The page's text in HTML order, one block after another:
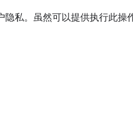
私。虽然可以提供执行此操